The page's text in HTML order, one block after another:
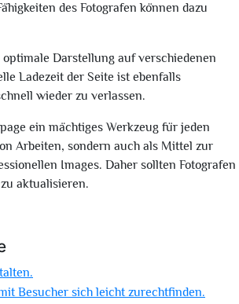
des Fotografen können dazu
Darstellung auf verschiedenen
Ladezeit der Seite ist ebenfalls
wieder zu verlassen.
ein mächtiges Werkzeug für jeden
Arbeiten, sondern auch als Mittel zur
Images. Daher sollten Fotografen
aktualisieren.
Besucher sich leicht zurechtfinden.